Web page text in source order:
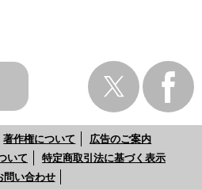
著作権について
広告のご案内
いて
特定商取引法に基づく表示
問い合わせ